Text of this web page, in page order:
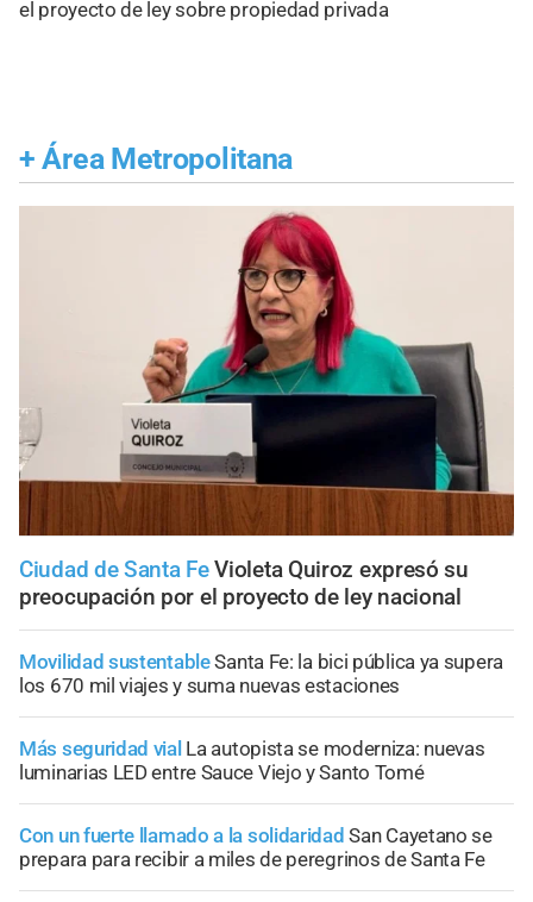
el proyecto de ley sobre propiedad privada
+ Área Metropolitana
Ciudad de Santa Fe Violeta Quiroz expresó su
preocupación por el proyecto de ley nacional
Movilidad sustentableSanta Fe: la bici pública ya supera
los 670 mil viajes y suma nuevas estaciones
Más seguridad vial La autopista se moderniza: nuevas
luminarias LED entre Sauce Viejo y Santo Tomé
Con un fuerte llamado a la solidaridad San Cayetano se
prepara para recibir a miles de peregrinos de Santa Fe